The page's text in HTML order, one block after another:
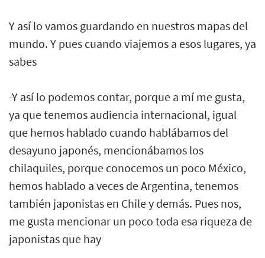
Y así lo vamos guardando en nuestros mapas del
mundo. Y pues cuando viajemos a esos lugares, ya
sabes
-Y así lo podemos contar, porque a mí me gusta,
ya que tenemos audiencia internacional, igual
que hemos hablado cuando hablábamos del
desayuno japonés, mencionábamos los
chilaquiles, porque conocemos un poco México,
hemos hablado a veces de Argentina, tenemos
también japonistas en Chile y demás. Pues nos,
me gusta mencionar un poco toda esa riqueza de
japonistas que hay